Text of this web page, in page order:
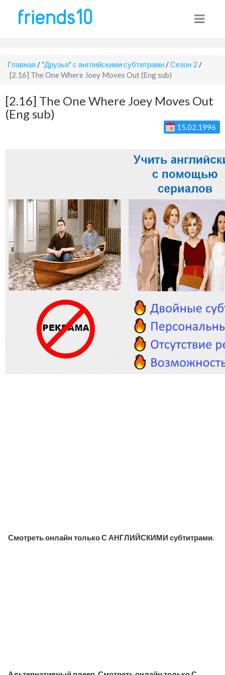
Главная /"Друзья" с английскими субтитрами /Сезон 2 /
[2.16] The One Where Joey Moves Out (Eng sub)
[2.16] The One Where Joey Moves Out
(Eng sub)
15.02.1996
Смотреть онлайн только С АНГЛИЙСКИМИ субтитрами.